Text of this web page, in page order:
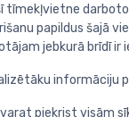
tīmekļvietne
papildus šajā
jebkurā brīdī ir
informāciju
piekrist visām